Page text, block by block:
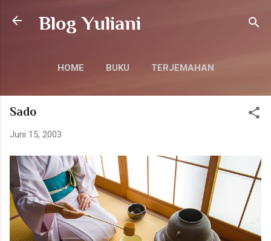
Langsung ke konten utama
Blog Yuliani
HOME BUKU TERJEMAHAN
LAINNYA… KONTAK
Sado
Juni 15, 2003